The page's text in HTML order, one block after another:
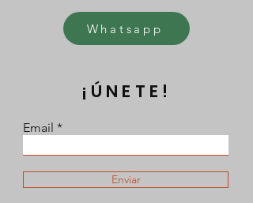
Whatsapp
¡ÚNETE!
Email
Enviar